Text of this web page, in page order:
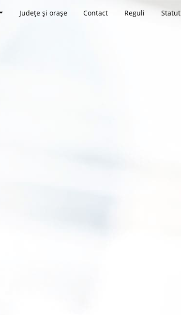
Județe și orașe Contact Reguli Statut